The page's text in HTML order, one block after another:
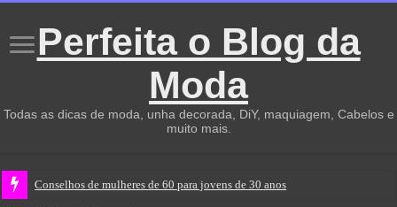
Perfeita o Blog da
Moda
Todas as dicas de moda, unha decorada, DiY, maquiagem, Cabelos e
muito mais.
Conselhos de mulheres de 60 para jovens de 30 anos